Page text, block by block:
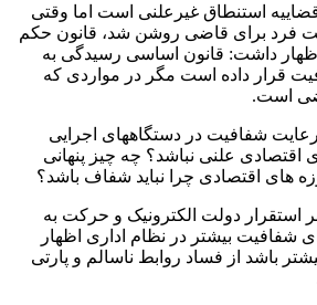
قضاییه استنطاق غیرعلنی است اما وقتی
فرد برای قاضی روشن شد، قانون حکم
داشت: قانون اساسی رسیدگی به
قرار داده است مگر در مواردی که
است.
رعایت شفافیت در دستگاههای اجرایی
اقتصادی علنی نباشد؟ چه چیز پنهانی
های اقتصادی چرا نباید شفاف باشد؟
بر استقرار دولت الکترونیک و حرکت به
بیشتر در نظام اداری اظهار
باشد از فساد روابط ناسالم و پارتی